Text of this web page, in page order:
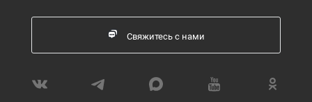
Свяжитесь с нами